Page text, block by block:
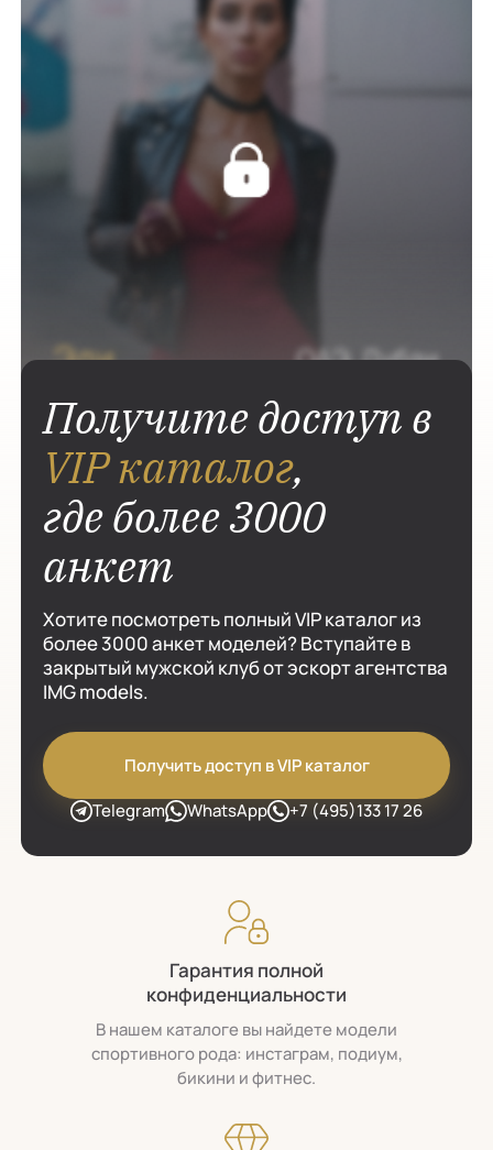
Получите доступ в
VIP каталог,
где более 3000
анкет
Хотите посмотреть полный VIP каталог из
более 3000 анкет моделей? Вступайте в
закрытый мужской клуб от эскорт агентства
IMG models.
Получить доступ в VIP каталог
Telegram
WhatsApp +7 (495)133 17 26
Гарантия полной
конфиденциальности
В нашем каталоге вы найдете модели
спортивного рода: инстаграм, подиум,
бикини и фитнес.